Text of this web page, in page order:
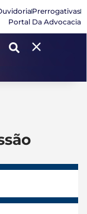
Prerrogativas
Portal Da Advocacia